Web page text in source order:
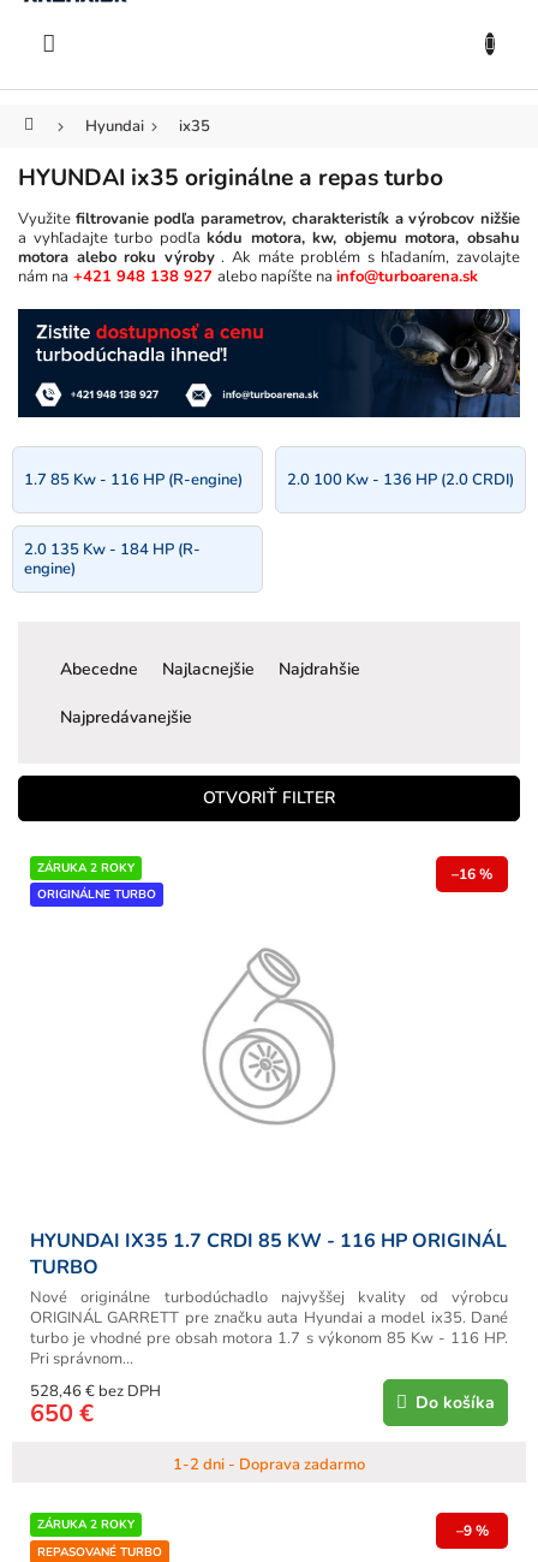
Prejsť
obsah
DomovHyundai ix35
HYUNDAI ix35 originálne a repas turbo
Využite filtrovanie podľa parametrov, charakteristík a výrobcov nižšie
a vyhľadajte turbo podľakódu motora, kw, objemu motora, obsahu
motora alebo roku výroby. Ak máte problém s hľadaním, zavolajte
nám na +421 948 138 927 alebo napíšte na info@turboarena.sk
1.7 85 Kw - 116 HP (R-engine) 2.0 100 Kw - 136 HP (2.0 CRDI)
2.0 135 Kw - 184 HP (R-
engine)
i
p
r
o
d
Abecedne Najlacnejšie Najdrahšie
Najpredávanejšie
OTVORIŤ FILTER
V
p
ZÁRUKA 2 ROKY
ORIGINÁLNE TURBO
–16 %
HYUNDAI IX35 1.7 CRDI 85 KW - 116 HP ORIGINÁL
TURBO
1-2 dni - Doprava zadarmo
528,46 € bez DPH
650 € Do košíka
Nové originálne turbodúchadlo najvyššej kvality od výrobcu
ORIGINÁL GARRETT pre značku auta Hyundai a model ix35. Dané
turbo je vhodné pre obsah motora 1.7 s výkonom 85 Kw - 116 HP.
Pri správnom...
ZÁRUKA 2 ROKY
REPASOVANÉ TURBO
–9 %